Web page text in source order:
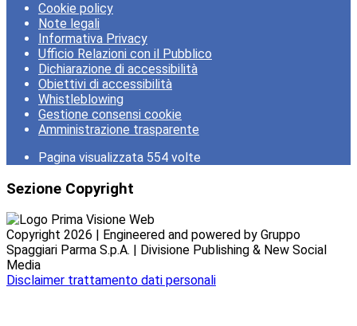
Cookie policy
Note legali
Informativa Privacy
Ufficio Relazioni con il Pubblico
Dichiarazione di accessibilità
Obiettivi di accessibilità
Whistleblowing
Gestione consensi cookie
Amministrazione trasparente
Pagina visualizzata 554 volte
Sezione Copyright
Copyright 2026 | Engineered and powered by Gruppo
Spaggiari Parma S.p.A. | Divisione Publishing & New Social
Media
Disclaimer trattamento dati personali